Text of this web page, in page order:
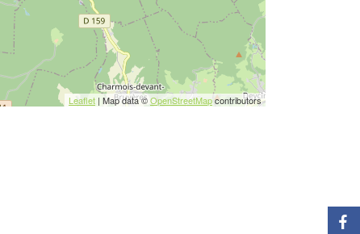
Leaflet | Map data ©OpenStreetMapcontributors